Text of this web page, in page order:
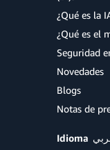
¿Qué es la
¿Qué es el
Seguridad
Novedades
Blogs
Notas de
Idioma